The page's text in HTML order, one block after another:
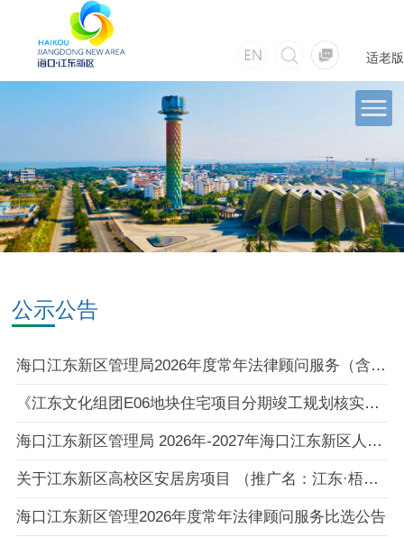
适老版
公示公告
海口江东新区管理局2026年度常年法律顾问服务（含招采专项服务）项目比选成交公告
《江东文化组团E06地块住宅项目分期竣工规划核实情况》公示
海口江东新区管理局 2026年-2027年海口江东新区人才就业服务站服务采购比选成交公告
关于江东新区高校区安居房项目 （推广名：江东·梧桐里） 第一批剩余房源申购对象名单的公示
海口江东新区管理2026年度常年法律顾问服务比选公告